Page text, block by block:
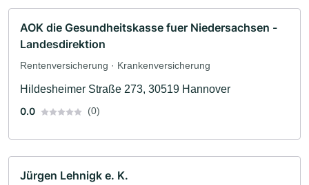
AOK die Gesundheitskasse fuer Niedersachsen -
Landesdirektion
Rentenversicherung · Krankenversicherung
Hildesheimer Straße 273, 30519 Hannover
0.0
(0)
Jürgen Lehnigk e. K.